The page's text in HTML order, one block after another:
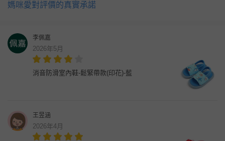
媽咪愛對評價的真實承諾
李佩嘉
2026年5月
消音防滑室內鞋-鬆緊帶款(印花)-藍
王昱涵
2026年4月